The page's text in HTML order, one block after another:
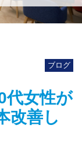
ブログ
代女性が
改善し